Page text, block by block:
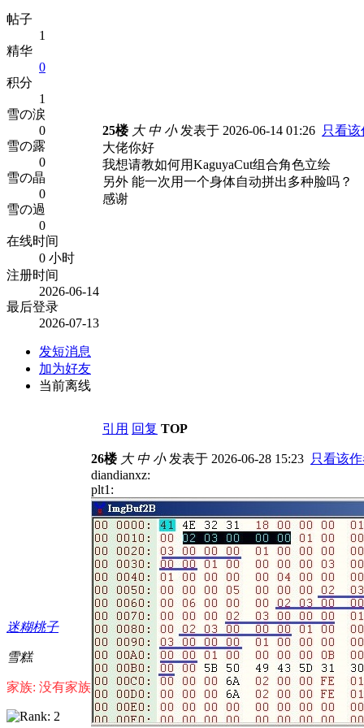
帖子
1
精华
0
积分
1
雪の涙
0
雪の露
0
雪の晶
0
雪の過
0
在线时间
0 小时
注册时间
2026-06-14
最后登录
2026-07-13
发短消息
加为好友
当前离线
25楼 大 中 小发表于 2026-06-14 01:26 只看该
大佬你好
我想请教如何用KaguyaCut组合角色立绘
另外 能一次用一个身体自动拼出多种脸吗？
感谢
引用 回复 TOP
迷糊桃子
雪糕
家族: 没有家族
26楼 大 中 小发表于 2026-06-28 15:23 只看该
diandianxz:
plt1: